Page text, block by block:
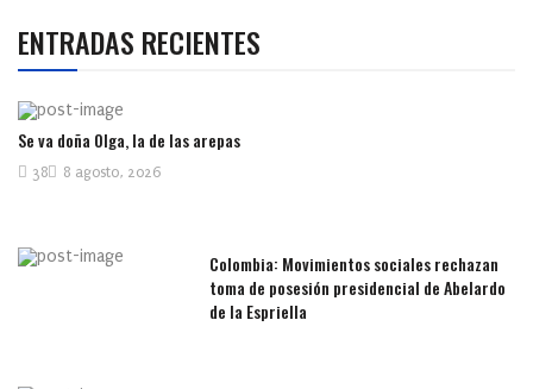
ENTRADAS RECIENTES
Se va doña Olga, la de las arepas
8 agosto, 2026
38
Colombia: Movimientos sociales rechazan
toma de posesión presidencial de Abelardo
de la Espriella